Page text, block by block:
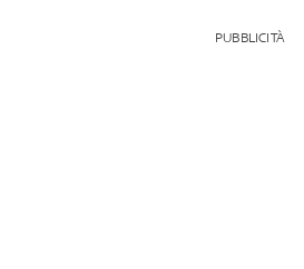
PUBBLICITÀ